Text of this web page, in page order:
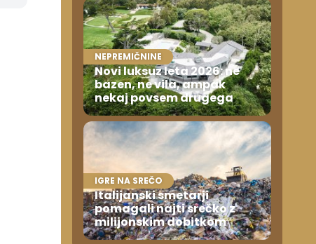
NEPREMIČNINE
Novi luksuz leta 2026: ne
bazen, ne vila, ampak
nekaj povsem drugega
IGRE NA SREČO
Italijanski smetarji
pomagali najti srečko z
milijonskim dobitkom